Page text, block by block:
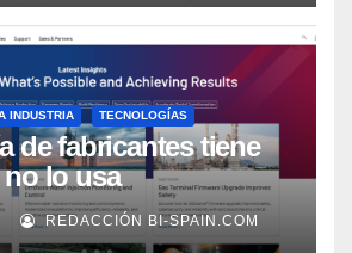
INDUSTRIA TECNOLOGÍAS
de fabricantes tiene
lo usa
según Rockwell
REDACCIÓN BI-SPAIN.COM